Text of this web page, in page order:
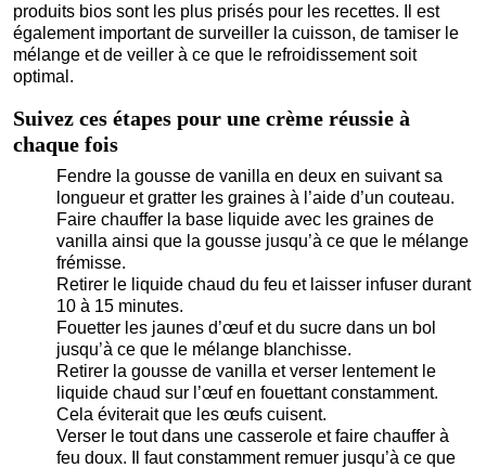
produits bios sont les plus prisés pour les recettes. Il est
également important de surveiller la cuisson, de tamiser le
mélange et de veiller à ce que le refroidissement soit
optimal.
Suivez ces étapes pour une crème réussie à
chaque fois
Fendre la gousse de vanilla en deux en suivant sa
longueur et gratter les graines à l’aide d’un couteau.
Faire chauffer la base liquide avec les graines de
vanilla ainsi que la gousse jusqu’à ce que le mélange
frémisse.
Retirer le liquide chaud du feu et laisser infuser durant
10 à 15 minutes.
Fouetter les jaunes d’œuf et du sucre dans un bol
jusqu’à ce que le mélange blanchisse.
Retirer la gousse de vanilla et verser lentement le
liquide chaud sur l’œuf en fouettant constamment.
Cela éviterait que les œufs cuisent.
Verser le tout dans une casserole et faire chauffer à
feu doux. Il faut constamment remuer jusqu’à ce que